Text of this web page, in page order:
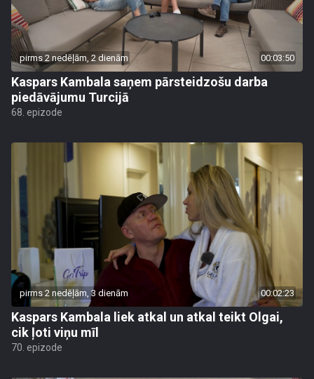
pirms 2 nedēļām, 2 dienām 00:03:50
Kaspars Kambala saņem pārsteidzošu darba
piedāvājumu Turcijā
68. epizode
pirms 2 nedēļām, 3 dienām 00:02:23
Kaspars Kambala liek atkal un atkal teikt Olgai,
cik ļoti viņu mīl
70. epizode